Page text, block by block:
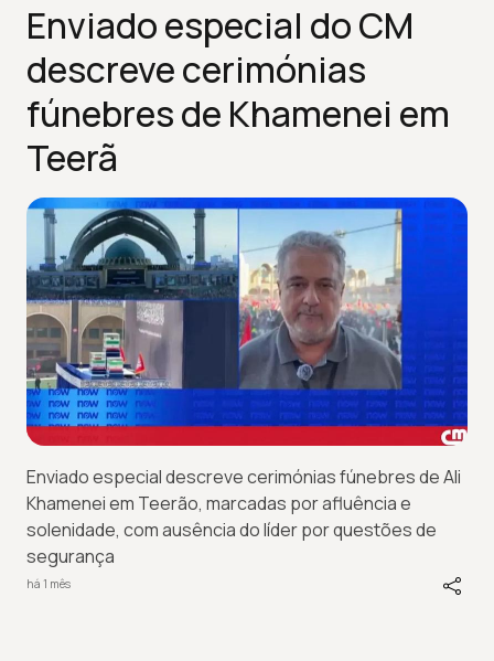
Enviado especial do CM
descreve cerimónias
fúnebres de Khamenei em
Teerã
Enviado especial descreve cerimónias fúnebres de Ali
Khamenei em Teerão, marcadas por afluência e
solenidade, com ausência do líder por questões de
segurança
há 1 mês